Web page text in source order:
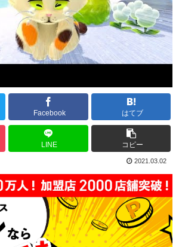
Facebook はてブ
LINE コピー
2021.03.02